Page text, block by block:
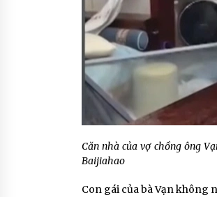
Căn nhà của vợ chồng ông
Baijiahao
Con gái của bà Vạn không